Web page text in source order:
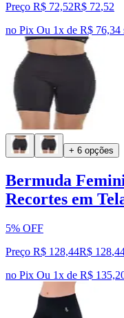
Preço R$ 72,52R$ 72,52
no Pix Ou 1x de R$ 76,34
+ 6 opções
Bermuda
Recortes em
5% OFF
Preço R$ 128,44R$ 128,
no Pix Ou 1x de R$